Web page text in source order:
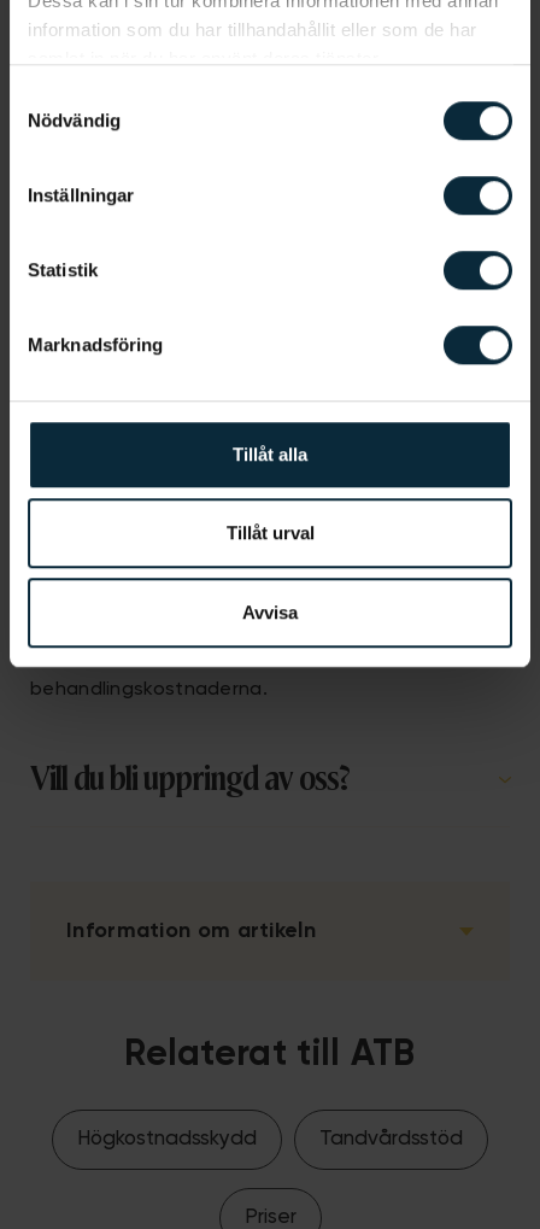
information som du har tillhandahållit eller som de har
Nödvändig
Inställningar
Statistik
Marknadsföring
Tillåt alla
Tillåt urval
Avvisa
samtidigt.
betala.
Du kan använda ditt ATB hos både privata och
Du kan spara ditt ATB i max två år.
Bidraget delas ut automatiskt, du behöver inte
ansöka om något.
Vad är tiotandvård?
med det förlängda högkostnadsskyddet träda i
kraft. Det är ett förslag som syftar till att stärka
skyddet mot höga tandvårdskostnader för äldre.
behandlingskostnaderna.
Vill du bli uppringd av oss?
Information om artikeln
Relaterat till ATB
Högkostnadsskydd Tandvårdsstöd
Priser